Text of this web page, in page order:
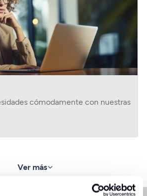
cómodamente con nuestras
Ver más